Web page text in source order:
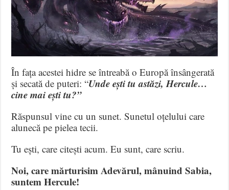
În fața acestei hidre se întreabă o Europă însângerată
și secată de puteri: “Unde ești tu astăzi, Hercule…
cine mai ești tu?”
Răspunsul vine cu un sunet. Sunetul oțelului care
alunecă pe pielea tecii.
Tu ești, care citești acum. Eu sunt, care scriu.
Noi, care mărturisim Adevărul, mânuind Sabia,
suntem Hercule!